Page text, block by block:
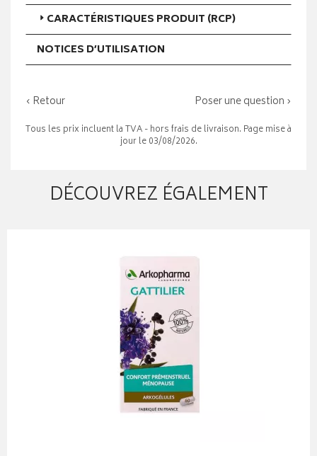
CARACTÉRISTIQUES PRODUIT (RCP)
NOTICES D’UTILISATION
‹ Retour Poser une question ›
Tous les prix incluent la TVA - hors frais de livraison. Page mise à
jour le 03/08/2026.
DÉCOUVREZ ÉGALEMENT